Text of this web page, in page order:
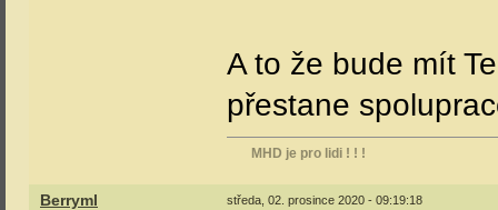
A to že bude mít
přestane
MHD je pro lidi ! ! !
Berryml středa, 02. prosince 2020 - 09:19:18